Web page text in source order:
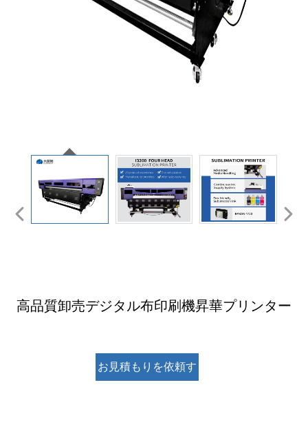
高品質卸売デジタル布印刷機昇華プリンター
お見積もりを依頼す